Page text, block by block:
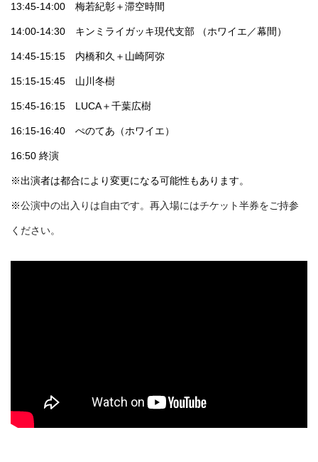
13:45-14:00 梅若紀彰＋滞空時間
14:00-14:30 キンミライガッキ現代支部 （ホワイエ／幕間）
14:45-15:15 内橋和久＋山崎阿弥
15:15-15:45 山川冬樹
15:45-16:15 LUCA＋千葉広樹
16:15-16:40 ぺのてあ（ホワイエ）
16:50 終演
※出演者は都合により変更になる可能性もあります。
※公演中の出入りは自由です。再入場にはチケット半券をご持参
ください。